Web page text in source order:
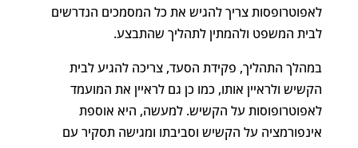
לאפוטרופסות צריך להגיש את כל המסמכים הנדרשים
לבית המשפט ולהמתין לתהליך שהתבצע.
במהלך התהליך, פקידת הסעד, צריכה להגיע לבית
הקשיש ולראיין אותו, כמו כן גם לראיין את המועמד
לאפוטרופוסות על הקשיש. למעשה, היא אוספת
אינפורמציה על הקשיש וסביבתו ומגישה תסקיר עם